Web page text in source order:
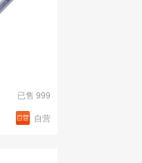
已售 999
自营